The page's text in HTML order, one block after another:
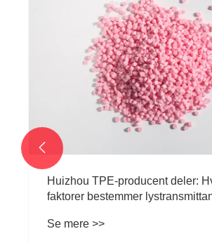
Huizhou TPE-producent deler:
faktorer bestemmer
råmaterialepartikler?
Se mere >>
